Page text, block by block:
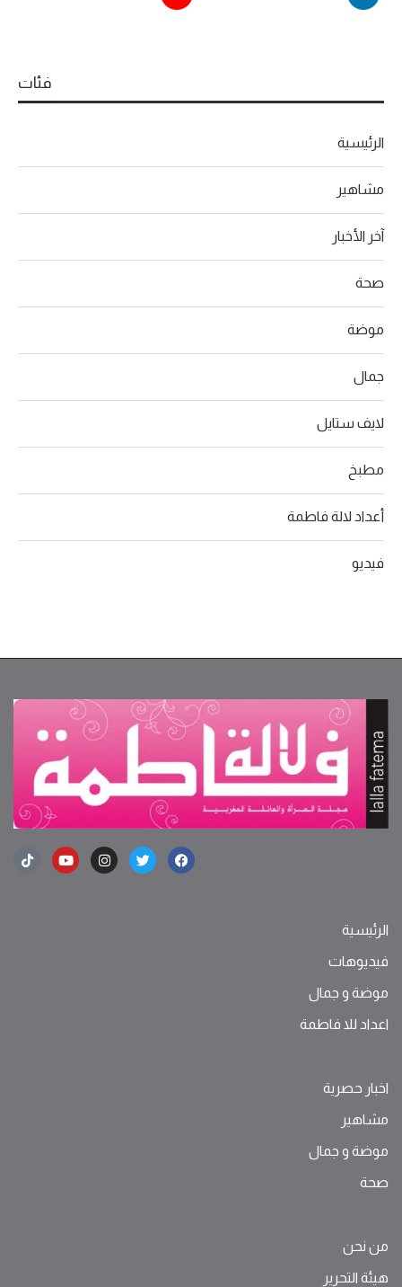
فئات
الرئيسية
مشاهير
آخر الأخبار
صحة
موضة
جمال
لايف ستايل
مطبخ
أعداد لالة فاطمة
فيديو
الرئيسية
فيديوهات
موضة ‫و‬ ‫‬‫جمال‬
اعداد للا فاطمة
اخبار حصرية
مشاهير
موضة ‫و‬ ‫‬‫جمال‬
صحة
من نحن
هيئة التحرير